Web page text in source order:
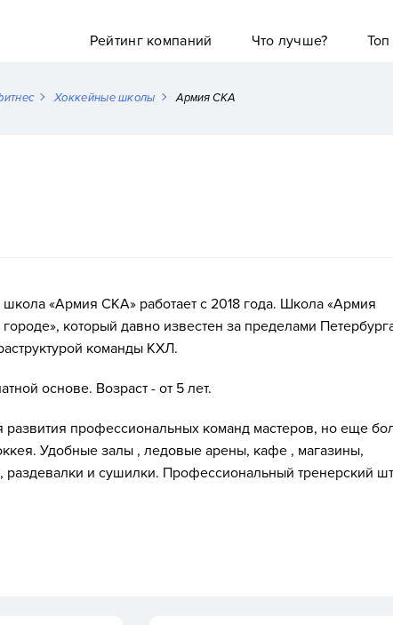
Рейтинг компаний
Что лучше? Топ
Хоккейные школы Армия СКА
«Армия СКА» работает с 2018 года. Школа «Армия
, который давно известен за пределами
команды КХЛ.
основе. Возраст - от 5 лет.
развития профессиональных команд мастеров, но еще
Удобные залы , ледовые арены, кафе , магазины,
раздевалки и сушилки. Профессиональный тренерский